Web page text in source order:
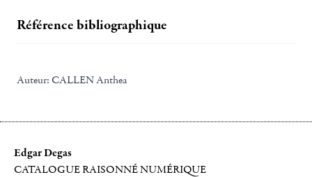
Référence bibliographique
Auteur: CALLEN Anthea
Edgar Degas
CATALOGUE RAISONNÉ NUMÉRIQUE